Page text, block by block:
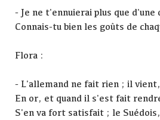
- Je ne t'ennuierai plus que d'une
Connais-tu bien les goûts de
Flora :
- L'allemand ne fait rien ; il
En or, et quand il s'est fait
S'en va fort satisfait ; le